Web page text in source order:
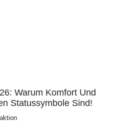
Warum Komfort Und
Statussymbole Sind!